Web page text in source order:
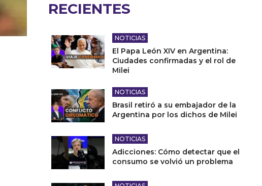
RECIENTES
NOTICIAS
El Papa León XIV en Argentina:
Ciudades confirmadas y el rol de
Milei
NOTICIAS
Brasil retiró a su embajador de la
Argentina por los dichos de Milei
NOTICIAS
Adicciones: Cómo detectar que el
consumo se volvió un problema